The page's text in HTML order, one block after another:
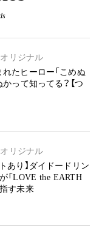
リジナル
たヒーロー「こめぬ
かって知ってる？【つ
リジナル
あり】ダイドードリン
「LOVE the EARTH
す未来